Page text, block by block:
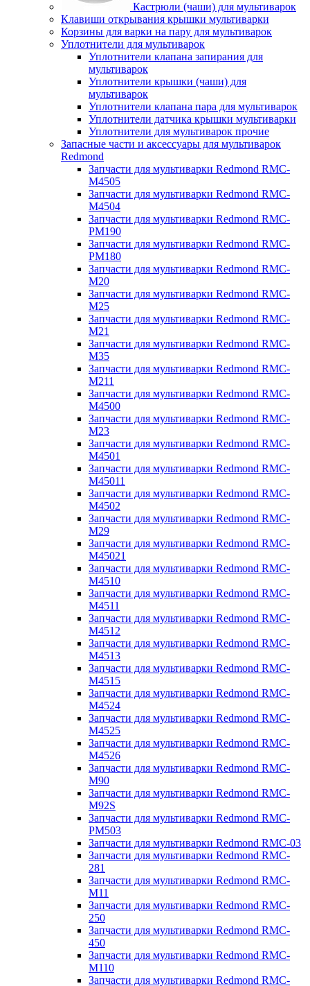
Кастрюли (чаши) для мультиварок
Клавиши открывания крышки мультиварки
Корзины для варки на пару для мультиварок
Уплотнители для мультиварок
Уплотнители клапана запирания для
мультиварок
Уплотнители крышки (чаши) для
мультиварок
Уплотнители клапана пара для мультиварок
Уплотнители датчика крышки мультиварки
Уплотнители для мультиварок прочие
Запасные части и аксессуары для мультиварок
Redmond
Запчасти для мультиварки Redmond RMC-
M4505
Запчасти для мультиварки Redmond RMC-
M4504
Запчасти для мультиварки Redmond RMC-
PM190
Запчасти для мультиварки Redmond RMC-
PM180
Запчасти для мультиварки Redmond RMC-
M20
Запчасти для мультиварки Redmond RMC-
M25
Запчасти для мультиварки Redmond RMC-
M21
Запчасти для мультиварки Redmond RMC-
M35
Запчасти для мультиварки Redmond RMC-
M211
Запчасти для мультиварки Redmond RMC-
M4500
Запчасти для мультиварки Redmond RMC-
M23
Запчасти для мультиварки Redmond RMC-
M4501
Запчасти для мультиварки Redmond RMC-
M45011
Запчасти для мультиварки Redmond RMC-
M4502
Запчасти для мультиварки Redmond RMC-
M29
Запчасти для мультиварки Redmond RMC-
M45021
Запчасти для мультиварки Redmond RMC-
M4510
Запчасти для мультиварки Redmond RMC-
M4511
Запчасти для мультиварки Redmond RMC-
M4512
Запчасти для мультиварки Redmond RMC-
M4513
Запчасти для мультиварки Redmond RMC-
M4515
Запчасти для мультиварки Redmond RMC-
M4524
Запчасти для мультиварки Redmond RMC-
M4525
Запчасти для мультиварки Redmond RMC-
M4526
Запчасти для мультиварки Redmond RMC-
M90
Запчасти для мультиварки Redmond RMC-
M92S
Запчасти для мультиварки Redmond RMC-
PM503
Запчасти для мультиварки Redmond RMC-03
Запчасти для мультиварки Redmond RMC-
281
Запчасти для мультиварки Redmond RMC-
M11
Запчасти для мультиварки Redmond RMC-
250
Запчасти для мультиварки Redmond RMC-
450
Запчасти для мультиварки Redmond RMC-
M110
Запчасти для мультиварки Redmond RMC-